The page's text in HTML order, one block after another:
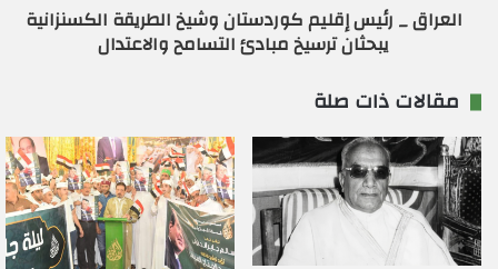
العراق _ رئيس إقليم كوردستان وشيخ الطريقة الكسنزانية
يبحثان ترسيخ مبادئ التسامح والاعتدال
مقالات ذات صلة